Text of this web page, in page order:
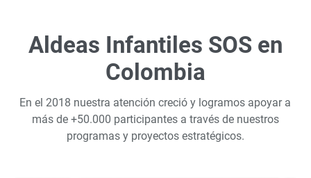
Aldeas Infantiles SOS en
Colombia
En el 2018 nuestra atención creció y logramos apoyar a
más de +50.000 participantes a través de nuestros
programas y proyectos estratégicos.